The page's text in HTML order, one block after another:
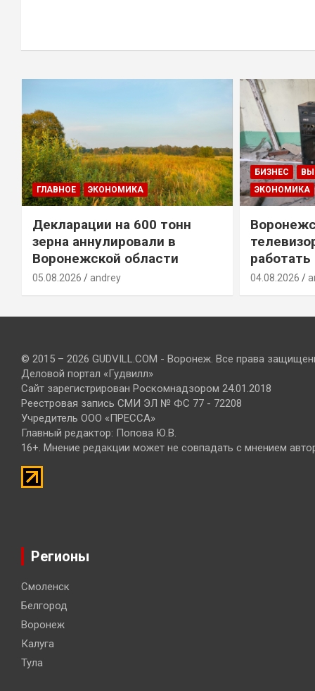
ГЛАВНОЕ ЭКОНОМИКА
Декларации на 600 тонн
зерна аннулировали в
Воронежской области
05.08.2026 andrey
БИЗНЕС
ЭКОНОМИКА
работать
04.08.2026
© 2015 – 2026 GUDVILL.COM - Воронеж. Все права
Деловой портал «Гудвилл»
Сайт зарегистрирован Роскомнадзором 24.01.2018
Реестровая запись СМИ ЭЛ № ФС 77 - 72208
Учредитель ООО «ПРЕССА»
Главный редактор: Попова Ю.В.
16+. Мнение редакции может не совпадать с мнением
Регионы
Смоленск
Белгород
Воронеж
Калуга
Тула